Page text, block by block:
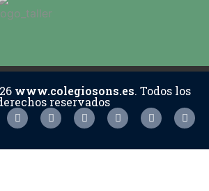
www.colegiosons.es. Todos los
reservados